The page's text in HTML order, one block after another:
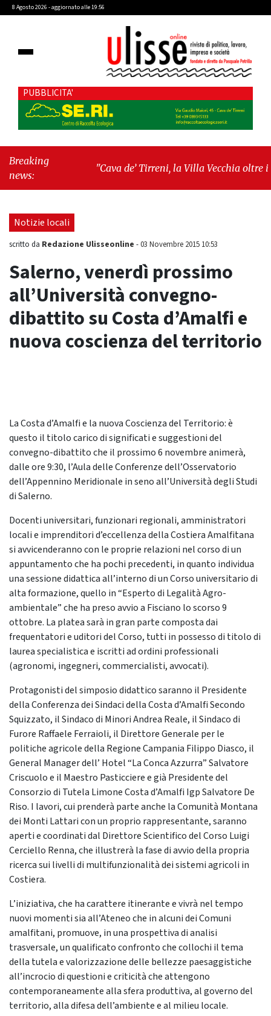
8 Agosto 2026 - aggiornato alle 19:56
PUBBLICITA'
Breaking
news:
"Cava de’ Tirreni, la Villa Vecchia oltre i
seduta consiliare: “Serve chiarezza!”"
Notizie locali
scritto da Redazione Ulisseonline -03 Novembre 2015 10:53
Salerno, venerdì prossimo
all’Università convegno-
dibattito su Costa d’Amalfi e
nuova coscienza del territorio
La Costa d’Amalfi e la nuova Coscienza del Territorio: è
questo il titolo carico di significati e suggestioni del
convegno-dibattito che il prossimo 6 novembre animerà,
dalle ore 9:30, l’Aula delle Conferenze dell’Osservatorio
dell’Appennino Meridionale in seno all’Università degli Studi
di Salerno.
Docenti universitari, funzionari regionali, amministratori
locali e imprenditori d’eccellenza della Costiera Amalfitana
si avvicenderanno con le proprie relazioni nel corso di un
appuntamento che ha pochi precedenti, in quanto individua
una sessione didattica all’interno di un Corso universitario di
alta formazione, quello in “Esperto di Legalità Agro-
ambientale” che ha preso avvio a Fisciano lo scorso 9
ottobre. La platea sarà in gran parte composta dai
frequentatori e uditori del Corso, tutti in possesso di titolo di
laurea specialistica e iscritti ad ordini professionali
(agronomi, ingegneri, commercialisti, avvocati).
Protagonisti del simposio didattico saranno il Presidente
della Conferenza dei Sindaci della Costa d’Amalfi Secondo
Squizzato, il Sindaco di Minori Andrea Reale, il Sindaco di
Furore Raffaele Ferraioli, il Direttore Generale per le
politiche agricole della Regione Campania Filippo Diasco, il
General Manager dell’ Hotel “La Conca Azzurra” Salvatore
Criscuolo e il Maestro Pasticciere e già Presidente del
Consorzio di Tutela Limone Costa d’Amalfi Igp Salvatore De
Riso. I lavori, cui prenderà parte anche la Comunità Montana
dei Monti Lattari con un proprio rappresentante, saranno
aperti e coordinati dal Direttore Scientifico del Corso Luigi
Cerciello Renna, che illustrerà la fase di avvio della propria
ricerca sui livelli di multifunzionalità dei sistemi agricoli in
Costiera.
L’iniziativa, che ha carattere itinerante e vivrà nel tempo
nuovi momenti sia all’Ateneo che in alcuni dei Comuni
amalfitani, promuove, in una prospettiva di analisi
trasversale, un qualificato confronto che collochi il tema
della tutela e valorizzazione delle bellezze paesaggistiche
all’incrocio di questioni e criticità che attengono
contemporaneamente alla sfera produttiva, al governo del
territorio, alladifesa dell’ambiente e al milieu locale.